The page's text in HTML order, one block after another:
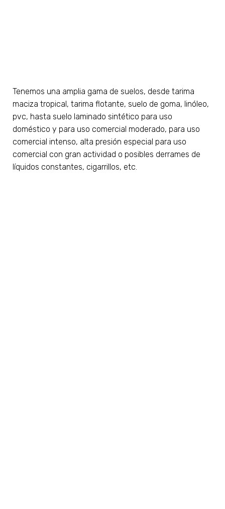
Tenemos una amplia gama de suelos, desde tarima
maciza tropical, tarima flotante, suelo de goma, linóleo,
pvc, hasta suelo laminado sintético para uso
doméstico y para uso comercial moderado, para uso
comercial intenso, alta presión especial para uso
comercial con gran actividad o posibles derrames de
líquidos constantes, cigarrillos, etc.